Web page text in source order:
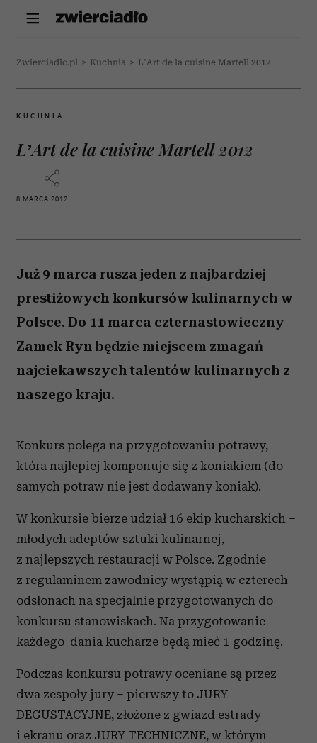
Zwierciadlo.pl > Kuchnia > L’Art de la cuisine Martell 2012
KUCHNIA
L’Art de la cuisine Martell 2012
8 MARCA 2012
Już 9 marca rusza jeden z najbardziej
prestiżowych konkursów kulinarnych w
Polsce. Do 11 marca czternastowieczny
Zamek Ryn będzie miejscem zmagań
najciekawszych talentów kulinarnych z
naszego kraju.
Konkurs polega na przygotowaniu potrawy,
która najlepiej komponuje się z koniakiem (do
samych potraw nie jest dodawany koniak).
W konkursie bierze udział 16 ekip kucharskich –
młodych adeptów sztuki kulinarnej,
z najlepszych restauracji w Polsce. Zgodnie
z regulaminem zawodnicy wystąpią w czterech
odsłonach na specjalnie przygotowanych do
konkursu stanowiskach. Na przygotowanie
każdego dania kucharze będą mieć 1 godzinę.
Podczas konkursu potrawy oceniane są przez
dwa zespoły jury – pierwszy to JURY
DEGUSTACYJNE, złożone z gwiazd estrady
i ekranu oraz JURY TECHNICZNE, w którym